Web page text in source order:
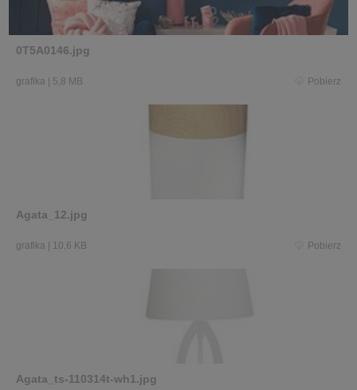
0T5A0146.jpg
grafika | 5,8 MB Pobierz
Agata_12.jpg
grafika | 10,6 KB Pobierz
Agata_ts-110314t-wh1.jpg